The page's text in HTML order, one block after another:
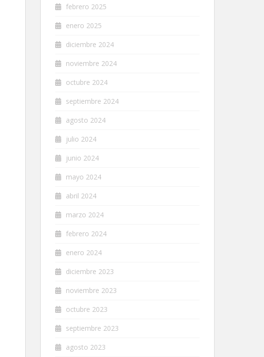
febrero 2025
enero 2025
diciembre 2024
noviembre 2024
octubre 2024
septiembre 2024
agosto 2024
julio 2024
junio 2024
mayo 2024
abril 2024
marzo 2024
febrero 2024
enero 2024
diciembre 2023
noviembre 2023
octubre 2023
septiembre 2023
agosto 2023